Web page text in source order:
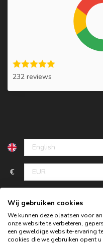
232 reviews
€
Wij gebruiken cookies
We kunnen deze plaatsen voor
onze website te verbeteren,
een geweldige website-ervaring
cookies die we gebruiken opent